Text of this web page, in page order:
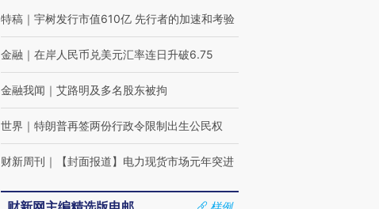
特稿 ｜ 宇树发行市值610亿 先行者的加速和考验
金融 ｜ 在岸人民币兑美元汇率连日升破6.75
金融我闻 ｜ 艾路明及多名股东被拘
世界 ｜ 特朗普再签两份行政令限制出生公民权
财新周刊 ｜ 【封面报道】电力现货市场元年突进